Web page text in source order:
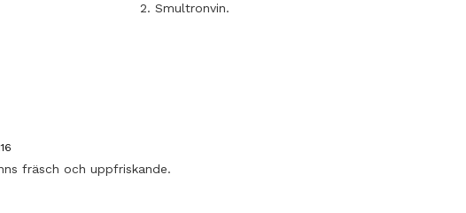
2. Smultronvin.
fräsch och uppfriskande.